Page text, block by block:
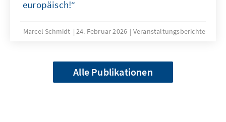
europäisch!“
Marcel Schmidt 24. Februar 2026 Veranstaltungsberichte
Alle Publikationen